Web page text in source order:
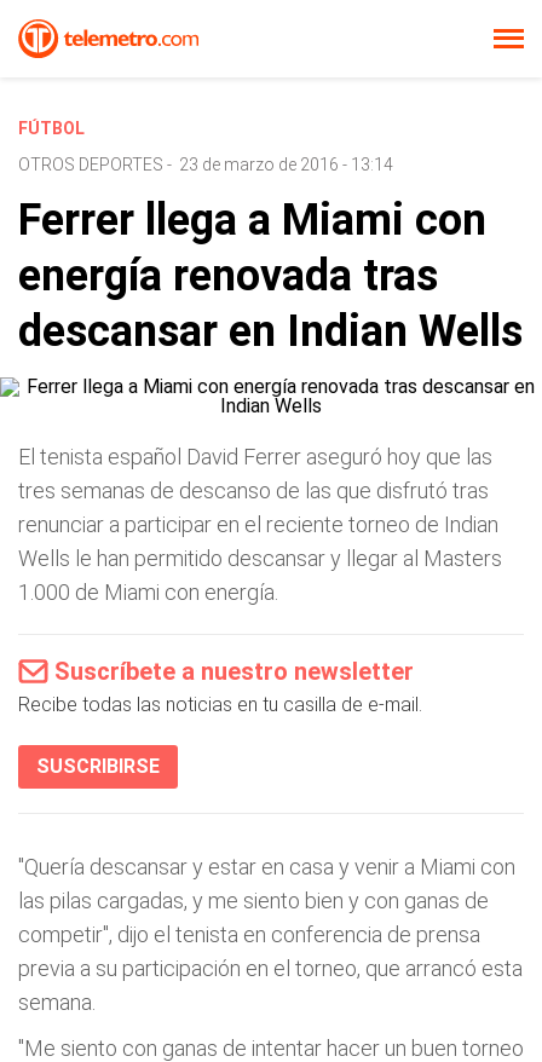
FÚTBOL
OTROS DEPORTES - 23 de marzo de 2016 - 13:14
Ferrer llega a Miami con
energía renovada tras
descansar en Indian Wells
El tenista español David Ferrer aseguró hoy que las
tres semanas de descanso de las que disfrutó tras
renunciar a participar en el reciente torneo de Indian
Wells le han permitido descansar y llegar al Masters
1.000 de Miami con energía.
Suscríbete a nuestro newsletter
Recibe todas las noticias en tu casilla de e-mail.
SUSCRIBIRSE
"Quería descansar y estar en casa y venir a Miami con
las pilas cargadas, y me siento bien y con ganas de
competir", dijo el tenista en conferencia de prensa
previa a su participación en el torneo, que arrancó esta
semana.
"Me siento con ganas de intentar hacer un buen torneo